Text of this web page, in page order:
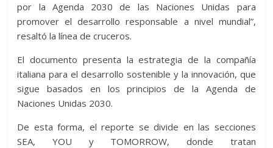
por la Agenda 2030 de las Naciones Unidas para
promover el desarrollo responsable a nivel mundial”,
resaltó la línea de cruceros.
El documento presenta la estrategia de la compañía
italiana para el desarrollo sostenible y la innovación, que
sigue basados en los principios de la Agenda de
Naciones Unidas 2030.
De esta forma, el reporte se divide en las secciones
SEA, YOU y TOMORROW, donde tratan